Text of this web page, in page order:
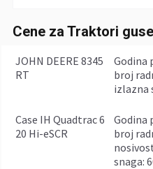
Cene za Traktori
JOHN DEERE 8345
RT
godina proizvodnje: 2016,
broj
izlazna
Case IH Quadtrac 6
20 Hi-eSCR
godina proizvodnje: 2016,
broj
snaga: